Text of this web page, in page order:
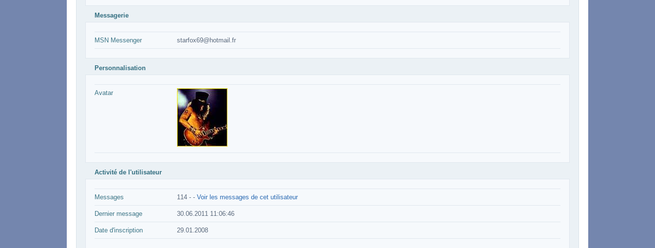
Messagerie
MSN Messenger starfox69@hotmail.fr
Personnalisation
Avatar
Activité de l'utilisateur
Messages 114 - - Voir les messages de cet utilisateur
Dernier message 30.06.2011 11:06:46
Date d'inscription 29.01.2008